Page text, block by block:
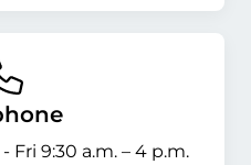
9:30 a.m. – 4 p.m.